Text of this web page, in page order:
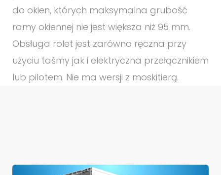
do okien, których maksymalna grubość
ramy okiennej nie jest większa niż 95 mm.
Obsługa rolet jest zarówno ręczna przy
użyciu taśmy jak i elektryczna przełącznikiem
lub pilotem. Nie ma wersji z moskitierą.